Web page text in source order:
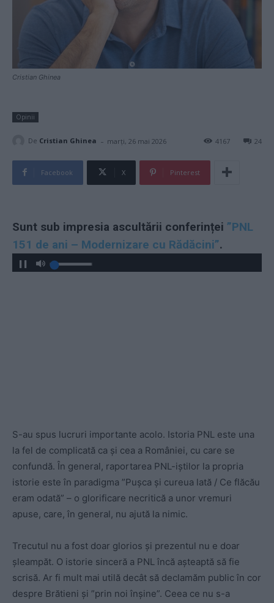
Cristian Ghinea
Opinii
De Cristian Ghinea - marți, 26 mai 2026 24
4167
Facebook X Pinterest
Sunt sub impresia ascultării conferinței ”PNL
151 de ani – Modernizare cu Rădăcini”.
S-au spus lucruri importante acolo. Istoria PNL este una
la fel de complicată ca și cea a României, cu care se
confundă. În general, raportarea PNL-iștilor la propria
istorie este în paradigma ”Pușca și cureua lată / Ce flăcău
eram odată” – o glorificare necritică a unor vremuri
apuse, care, în general, nu ajută la nimic.
Trecutul nu a fost doar glorios și prezentul nu e doar
șleampăt. O istorie sinceră a PNL încă așteaptă să fie
scrisă. Ar fi mult mai utilă decât să declamăm public în cor
despre Brătieni și ”prin noi înșine”. Ceea ce nu s-a